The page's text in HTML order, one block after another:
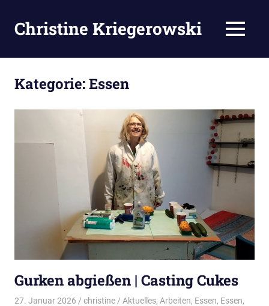
Inhalt
springen
Christine Kriegerowski MENÜ
Kategorie:Essen
Gurken abgießen | Casting Cukes
27. Januar 2026 christine Aktuelles, Arbeiten, Essen, Essen,